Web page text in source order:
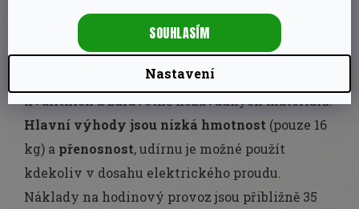
Nastavení
SOUHLASÍM
regulovat průchod kouře, který je ohříván
vnitřním topným tělesem.
Udírna Bradley Smoker je vyrobena z
kvalitních a zdravotně nezávadných materiálů.
Hlavní výhody jsou nízká hmotnost (pouze 16
kg) a přenosnost, udírnu je možné použít
kdekoliv v dosahu elektrického proudu.
Náklady na hodinový provoz jsou přibližně 35